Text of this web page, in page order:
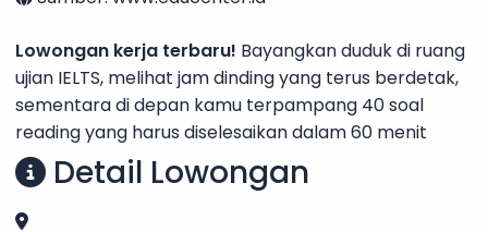
Lowongan kerja terbaru! Bayangkan duduk di ruang
ujian IELTS, melihat jam dinding yang terus berdetak,
sementara di depan kamu terpampang 40 soal
reading yang harus diselesaikan dalam 60 menit
Detail Lowongan